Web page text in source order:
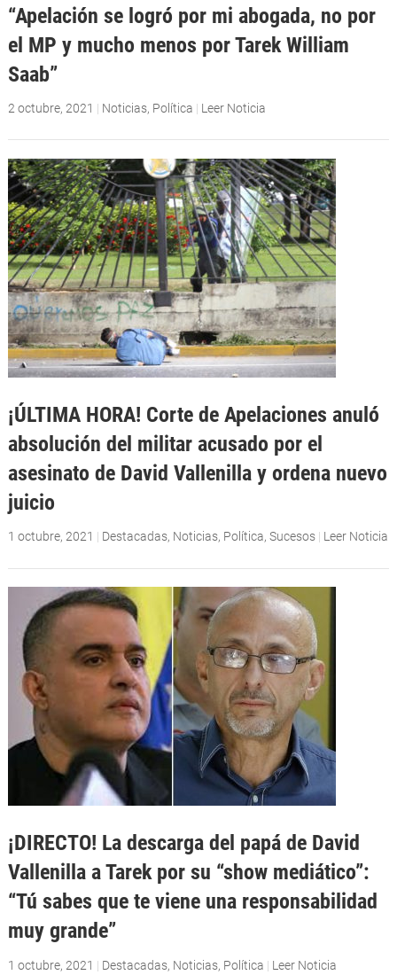
“Apelación se logró por mi abogada, no por
el MP y mucho menos por Tarek William
Saab”
2 octubre, 2021 | Noticias, Política | Leer Noticia
¡ÚLTIMA HORA! Corte de Apelaciones anuló
absolución del militar acusado por el
asesinato de David Vallenilla y ordena nuevo
juicio
1 octubre, 2021 | Destacadas, Noticias, Política, Sucesos | Leer Noticia
¡DIRECTO! La descarga del papá de David
Vallenilla a Tarek por su “show mediático”:
“Tú sabes que te viene una responsabilidad
muy grande”
1 octubre, 2021 | Destacadas, Noticias, Política | Leer Noticia